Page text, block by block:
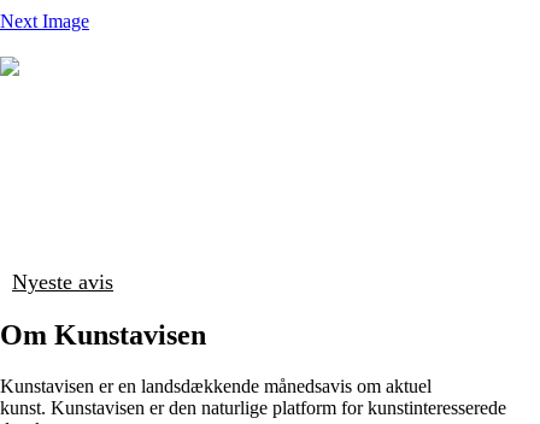
Next Image
Nyeste avis
Om Kunstavisen
Kunstavisen er en landsdækkende månedsavis om aktuel
kunst. Kunstavisen er den naturlige platform for kunstinteresserede